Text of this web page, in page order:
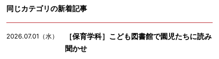
同じカテゴリの新着記事
2026.07.01（水）
［保育学科］こども図書館で園児たちに読み
聞かせ